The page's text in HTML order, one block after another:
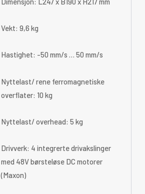
Vekt: 9,6 kg
Hastighet: -50 mm/s … 50 mm/s
Nyttelast/ rene ferromagnetiske
overflater: 10 kg
Nyttelast/ overhead: 5 kg
Drivverk: 4 integrerte drivakslinger
med 48V børsteløse DC motorer
(Maxon)